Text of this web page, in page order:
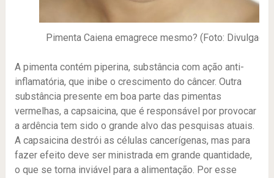
Pimenta Caiena emagrece mesmo? (Foto:
A pimenta contém piperina, substância com ação anti-
inflamatória, que inibe o crescimento do câncer. Outra
substância presente em boa parte das pimentas
vermelhas, a capsaicina, que é responsável por provocar
a ardência tem sido o grande alvo das pesquisas atuais.
A capsaicina destrói as células cancerígenas, mas para
fazer efeito deve ser ministrada em grande quantidade,
o que se torna inviável para a alimentação. Por esse